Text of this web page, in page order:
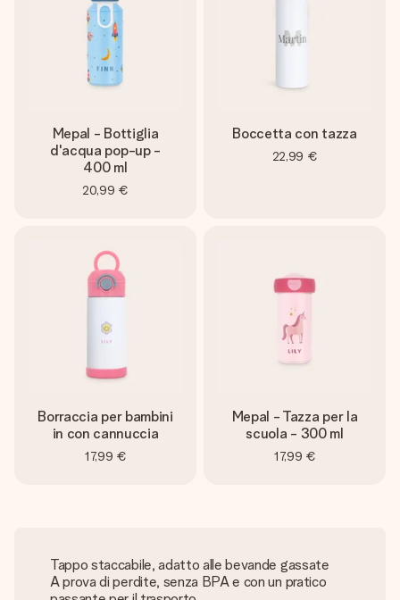
Mepal - Bottiglia
d'acqua pop-up -
400 ml
20,99 €
Boccetta con tazza
22,99 €
Borraccia per bambini
in con cannuccia
17,99 €
Mepal - Tazza per la
scuola - 300 ml
17,99 €
Tappo staccabile, adatto alle bevande gassate
A prova di perdite, senza BPA e con un pratico